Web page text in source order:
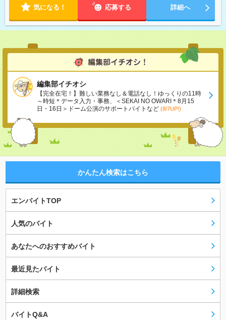
気になる！ 応募する 詳細へ
編集部イチオシ
【完全在宅！】難しい業務なし＆電話なし！ゆっくりの11時
～時短＊データ入力・事務、＜SEKAI NO OWARI＊8月15
日・16日＞ドーム公演のサポートバイトなど (8/7UP!)
かんたん検索はこちら
エンバイトTOP
人気のバイト
あなたへのおすすめバイト
最近見たバイト
詳細検索
バイトQ&A